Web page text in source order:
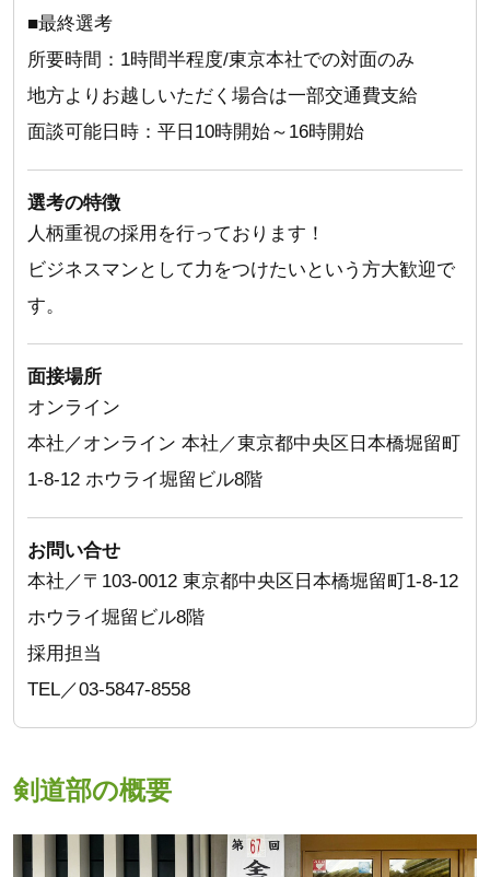
■最終選考
所要時間：1時間半程度/東京本社での対面のみ
地方よりお越しいただく場合は一部交通費支給
面談可能日時：平日10時開始～16時開始
選考の特徴
人柄重視の採用を行っております！
ビジネスマンとして力をつけたいという方大歓迎で
す。
面接場所
オンライン
本社／オンライン 本社／東京都中央区日本橋堀留町
1-8-12 ホウライ堀留ビル8階
お問い合せ
本社／〒103-0012 東京都中央区日本橋堀留町1-8-12
ホウライ堀留ビル8階
採用担当
TEL／03-5847-8558
剣道部の概要